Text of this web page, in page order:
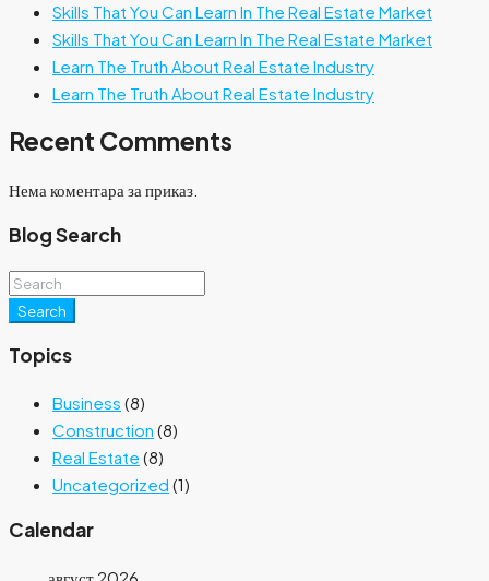
Skills That You Can Learn In The Real Estate Market
Skills That You Can Learn In The Real Estate Market
Learn The Truth About Real Estate Industry
Learn The Truth About Real Estate Industry
Recent Comments
Нема коментара за приказ.
Blog Search
Search
Topics
Business (8)
Construction (8)
Real Estate (8)
Uncategorized (1)
Calendar